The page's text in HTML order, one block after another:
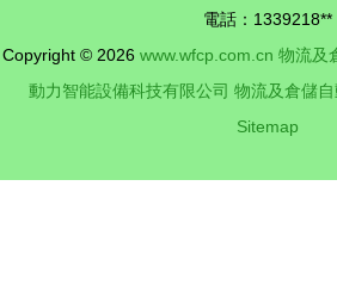
化工程設備
成亮點
電話：1339218**
Copyright © 2026 www.wfcp.com.cn 物流及
動力智能設備科技有限公司 物流及倉儲
Sitemap